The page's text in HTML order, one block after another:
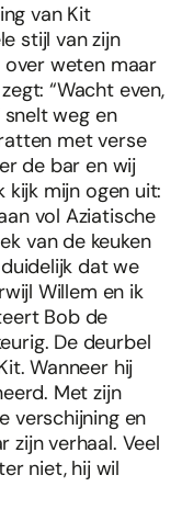
van Kit
stijl van zijn
weten maar
“Wacht even,
weg en
met verse
de bar en wij
mijn ogen uit:
vol Aziatische
van de keuken
dat we
Willem en ik
Bob de
De deurbel
Wanneer hij
Met zijn
verschijning en
zijn verhaal. Veel
niet, hij wil